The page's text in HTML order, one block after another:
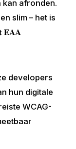
kan afronden.
slim – het is
𝐄𝐀𝐀
developers
hun digitale
WCAG-